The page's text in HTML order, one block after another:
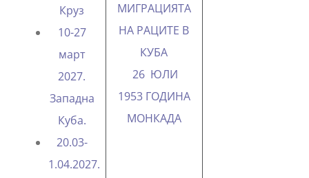
Круз
10-27
март
2027.
Западна
Куба.
20.03-
1.04.2027.
МИГРАЦИЯТА
НА РАЦИТЕ В
КУБА
26 ЮЛИ
1953 ГОДИНА
МОНКАДА